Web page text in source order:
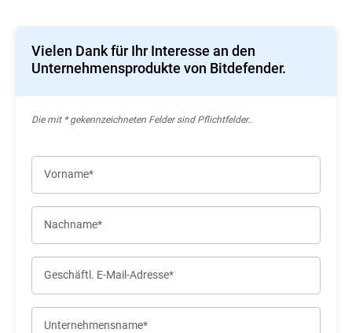
Vielen Dank für Ihr Interesse an den
Unternehmensprodukte von Bitdefender.
Die mit * gekennzeichneten Felder sind Pflichtfelder..
Vorname*
Nachname*
Geschäftl. E-Mail-Adresse*
Unternehmensname*